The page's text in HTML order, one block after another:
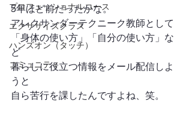
プロフェッショナルコース
エクササイズクラス
ハンズオン（タッチ）
コミュニティ
5年ほど前だったかな。
アレクサンダーテクニーク教師として
「身体の使い方」「自分の使い方」な
ど
暮らしに役立つ情報をメール配信しよ
うと
自ら苦行を課したんですよね、笑。